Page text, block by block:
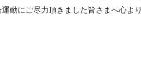
動にご尽力頂きました皆さまへ心よ